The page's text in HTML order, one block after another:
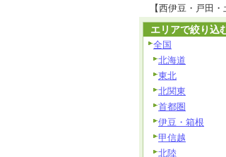
【西伊豆・戸田
エリアで絞り込
全国
北海道
東北
北関東
首都圏
伊豆・箱根
甲信越
北陸